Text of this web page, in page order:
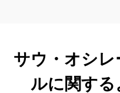
サウ・オシ
ルに関する